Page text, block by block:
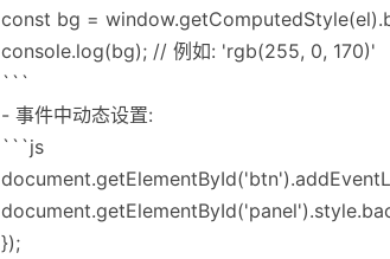
const bg =
console.log(bg); // 例如: 'rgb(255, 0, 170)'
```
- 事件中动态设置:
```js
});